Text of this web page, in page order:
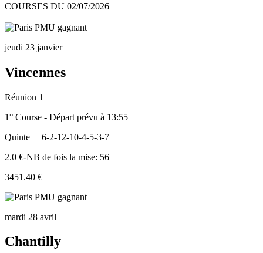
COURSES DU 02/07/2026
jeudi 23 janvier
Vincennes
Réunion 1
1° Course - Départ prévu à 13:55
Quinte
6-2-12-10-4-5-3-7
2.0 €-NB de fois la mise: 56
3451.40 €
mardi 28 avril
Chantilly